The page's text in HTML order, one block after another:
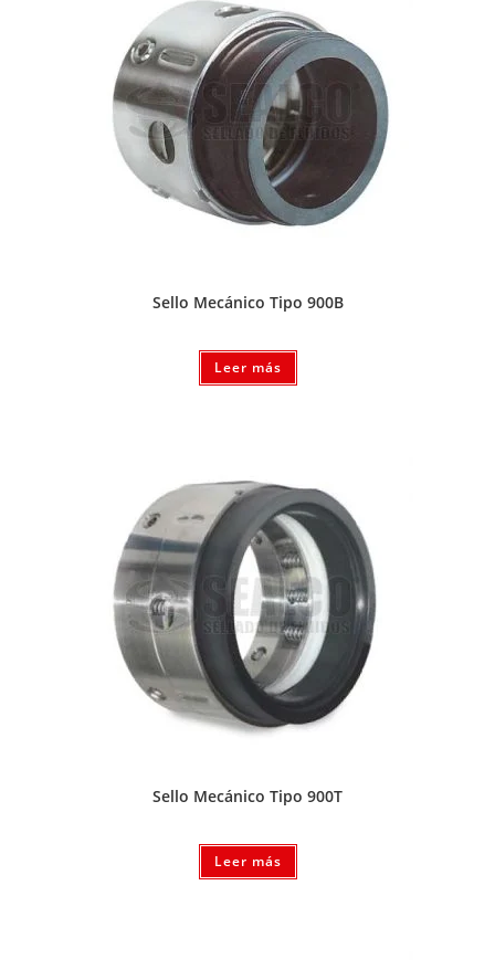
Sello Mecánico Tipo 900B
Leer más
Sello Mecánico Tipo 900T
Leer más